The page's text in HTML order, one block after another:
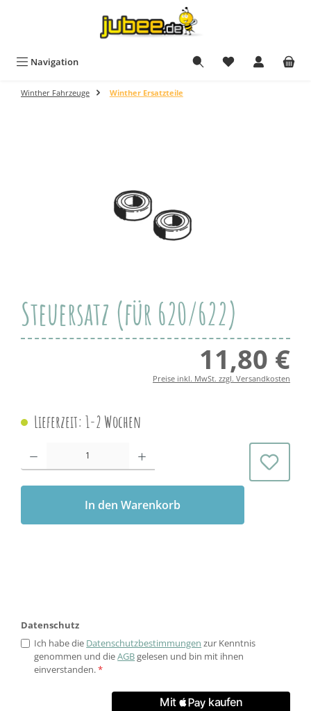
Navigation
Winther Fahrzeuge Winther Ersatzteile
Steuersatz (für 620/622)
11,80 €
Preise inkl. MwSt. zzgl. Versandkosten
Lieferzeit: 1-2 Wochen
Produkt Anzahl: Gib den gewünschten Wert ein oder benutze die
In den Warenkorb
Datenschutz
Ich habe die Datenschutzbestimmungen zur Kenntnis
genommen und dieAGBgelesen und bin mit ihnen
einverstanden.*